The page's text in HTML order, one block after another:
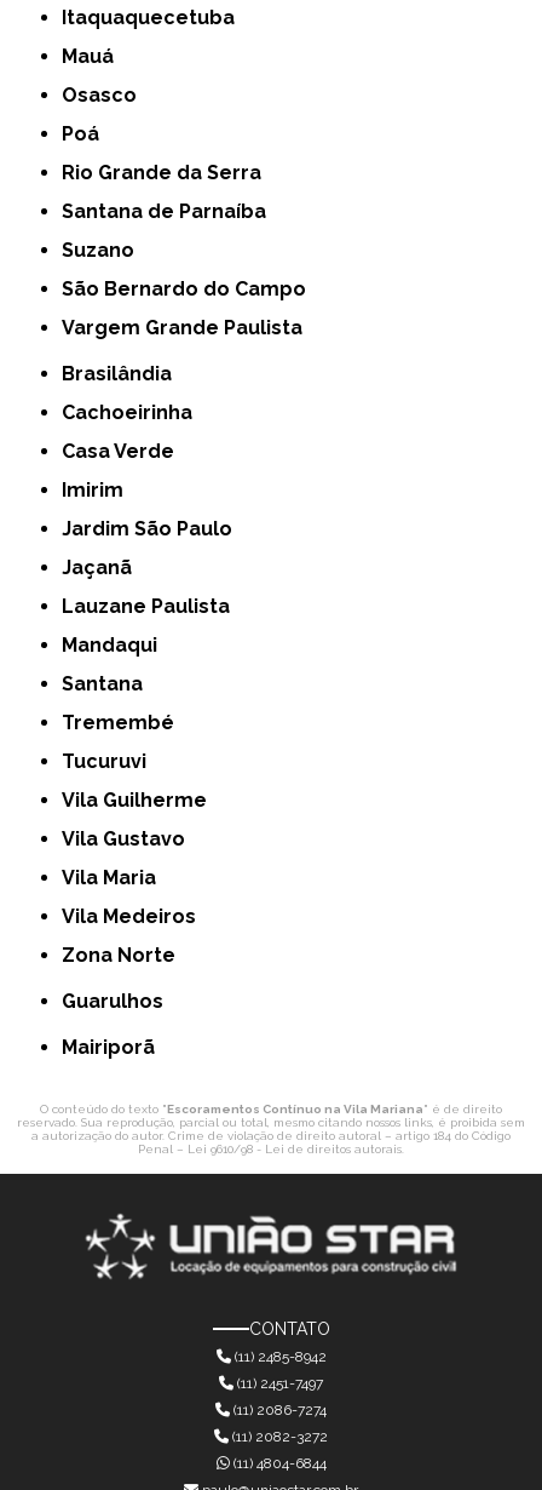
Itaquaquecetuba
Mauá
Osasco
Poá
Rio Grande da Serra
Santana de Parnaíba
Suzano
São Bernardo do Campo
Vargem Grande Paulista
Brasilândia
Cachoeirinha
Casa Verde
Imirim
Jardim São Paulo
Jaçanã
Lauzane Paulista
Mandaqui
Santana
Tremembé
Tucuruvi
Vila Guilherme
Vila Gustavo
Vila Maria
Vila Medeiros
Zona Norte
Guarulhos
Mairiporã
O conteúdo do texto "Escoramentos Contínuo na Vila Mariana" é de direito
reservado. Sua reprodução, parcial ou total, mesmo citando nossos links, é proibida sem
a autorização do autor. Crime de violação de direito autoral – artigo 184 do Código
Penal – Lei 9610/98 - Lei de direitos autorais
CONTATO
(11) 2485-8942
(11) 2451-7497
(11) 2086-7274
(11) 4804-6844
(11) 2082-3272